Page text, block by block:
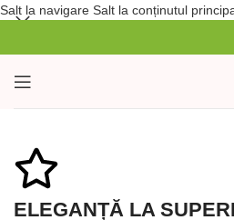
Salt la navigare Salt la conținutul
ELEGANȚĂ LA